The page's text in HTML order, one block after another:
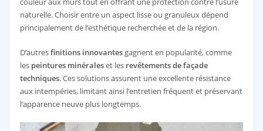
naturelle. Choisir entre un aspect lisse ou granuleux dépend
principalement de l’esthétique recherchée et de la région.
D’autresfinitions innovantesgagnent en popularité, comme
les peintures minéraleset les revêtements de façade
techniques. Ces solutions assurent une excellente résistance
aux intempéries, limitant ainsi l’entretien fréquent et préservant
l’apparence neuve plus longtemps.